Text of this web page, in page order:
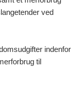
ved
indenfor
til